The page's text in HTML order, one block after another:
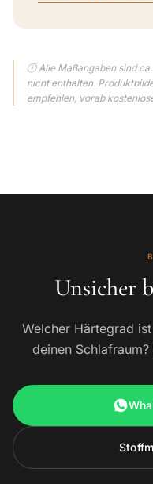
ⓘ Alle Maßangaben sind
nicht enthalten.
empfehlen, vorab
Unsicher
Welcher Härtegrad
deinen